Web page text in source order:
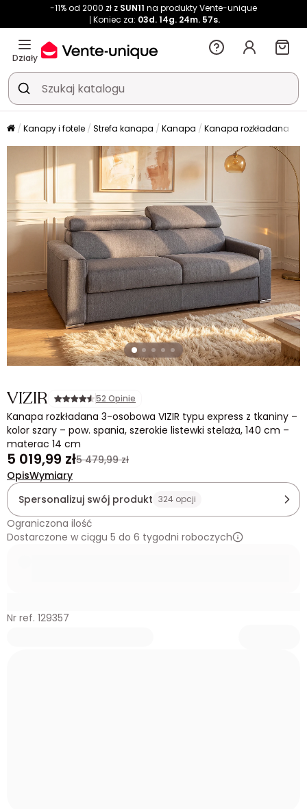
-11% od 2000 zł z SUN11 na produkty Vente-unique
Koniec za: 03d.14g. 24m. 57s.
Działy
Kanapy i fotele Strefa kanapa Kanapa Kanapa rozkładana
VIZIR 52 Opinie
Kanapa rozkładana 3-osobowa VIZIR typu express z tkaniny –
kolor szary – pow. spania, szerokie listewki stelaża, 140 cm –
materac 14 cm
5 019,99 zł5 479,99 zł
OpisWymiary
Spersonalizuj swój produkt 324 opcji
Ograniczona ilość
Dostarczone w ciągu 5 do 6 tygodni roboczych
Nr ref. 129357